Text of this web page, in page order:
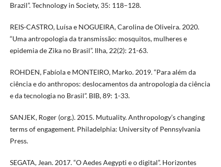
Brazil”. Technology in Society, 35: 118–128.
REIS-CASTRO, Luísa e NOGUEIRA, Carolina de Oliveira. 2020.
“Uma antropologia da transmissão: mosquitos, mulheres e
epidemia de Zika no Brasil”. Ilha, 22(2): 21-63.
ROHDEN, Fabíola e MONTEIRO, Marko. 2019. “Para além da
ciência e do anthropos: deslocamentos da antropologia da ciência
e da tecnologia no Brasil”. BIB, 89: 1-33.
SANJEK, Roger (org.). 2015. Mutuality. Anthropology’s changing
terms of engagement. Philadelphia: University of Pennsylvania
Press.
SEGATA, Jean. 2017. “O Aedes Aegypti e o digital”. Horizontes